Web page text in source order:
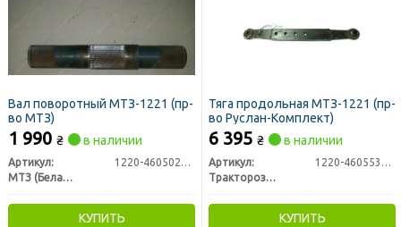
Вал поворотный МТЗ-1221 (пр-
во МТЗ)
1 990 ₴ в наличии
Артикул:
1220-4605023-Б
МТЗ (Беларусь)
КУПИТЬ
Тяга продольная МТЗ-1221 (пр-
во Руслан-Комплект)
6 395 ₴ в наличии
Артикул:
1220-4605530-01
Тракторозапчасть г. Ромны
КУПИТЬ